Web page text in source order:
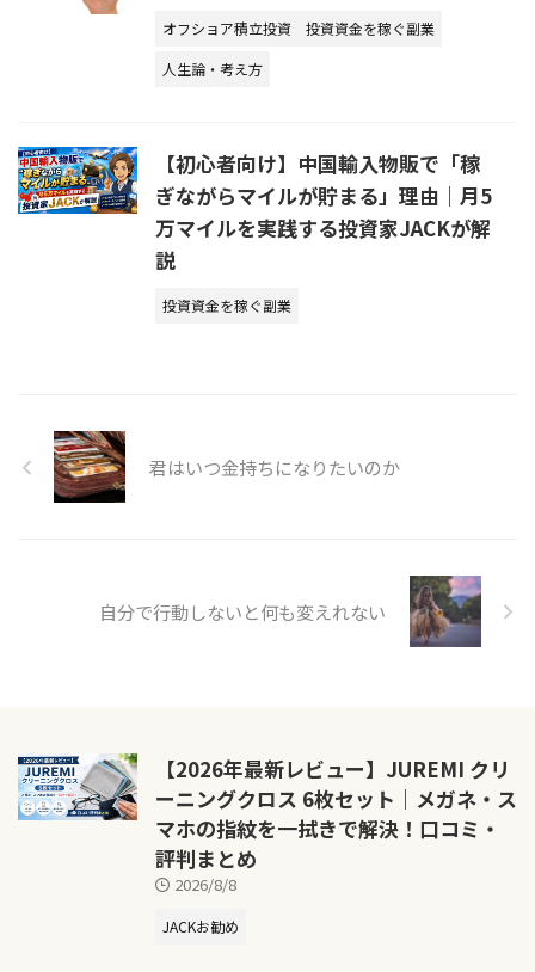
オフショア積立投資
投資資金を稼ぐ副業
人生論・考え方
【初心者向け】中国輸入物販で「稼
ぎながらマイルが貯まる」理由｜月5
万マイルを実践する投資家JACKが解
説
投資資金を稼ぐ副業
君はいつ金持ちになりたいのか
自分で行動しないと何も変えれない
【2026年最新レビュー】JUREMI クリ
ーニングクロス 6枚セット｜メガネ・ス
マホの指紋を一拭きで解決！口コミ・
評判まとめ
2026/8/8
JACKお勧め